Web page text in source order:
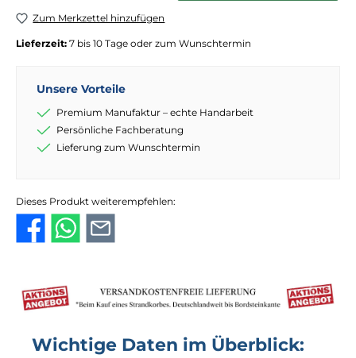
Zum Merkzettel hinzufügen
Lieferzeit: 7 bis 10 Tage oder zum Wunschtermin
Unsere Vorteile
Premium Manufaktur – echte Handarbeit
Persönliche Fachberatung
Lieferung zum Wunschtermin
Dieses Produkt weiterempfehlen:
Wichtige Daten im Überblick: